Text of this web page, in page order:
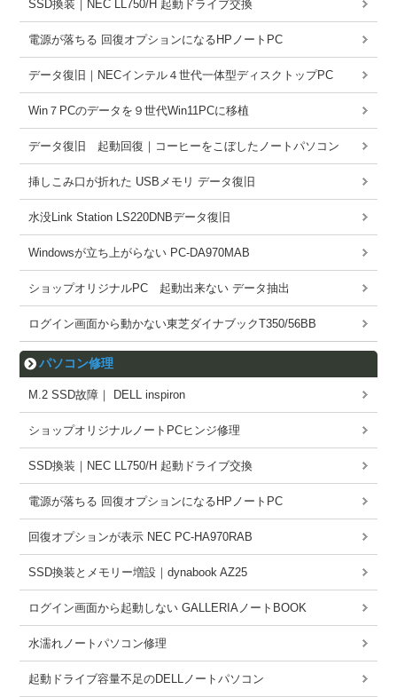
SSD換装｜NEC LL750/H 起動ドライブ交換
電源が落ちる 回復オプションになるHPノートPC
データ復旧｜NECインテル４世代一体型ディスクトップPC
Win７PCのデータを９世代Win11PCに移植
データ復旧 起動回復｜コーヒーをこぼしたノートパソコン
挿しこみ口が折れた USBメモリ データ復旧
水没Link Station LS220DNBデータ復旧
Windowsが立ち上がらない PC-DA970MAB
ショップオリジナルPC 起動出来ない データ抽出
ログイン画面から動かない東芝ダイナブックT350/56BB
パソコン修理
M.2 SSD故障｜ DELL inspiron
ショップオリジナルノートPCヒンジ修理
SSD換装｜NEC LL750/H 起動ドライブ交換
電源が落ちる 回復オプションになるHPノートPC
回復オプションが表示 NEC PC-HA970RAB
SSD換装とメモリー増設｜dynabook AZ25
ログイン画面から起動しない GALLERIAノートBOOK
水濡れノートパソコン修理
起動ドライブ容量不足のDELLノートパソコン